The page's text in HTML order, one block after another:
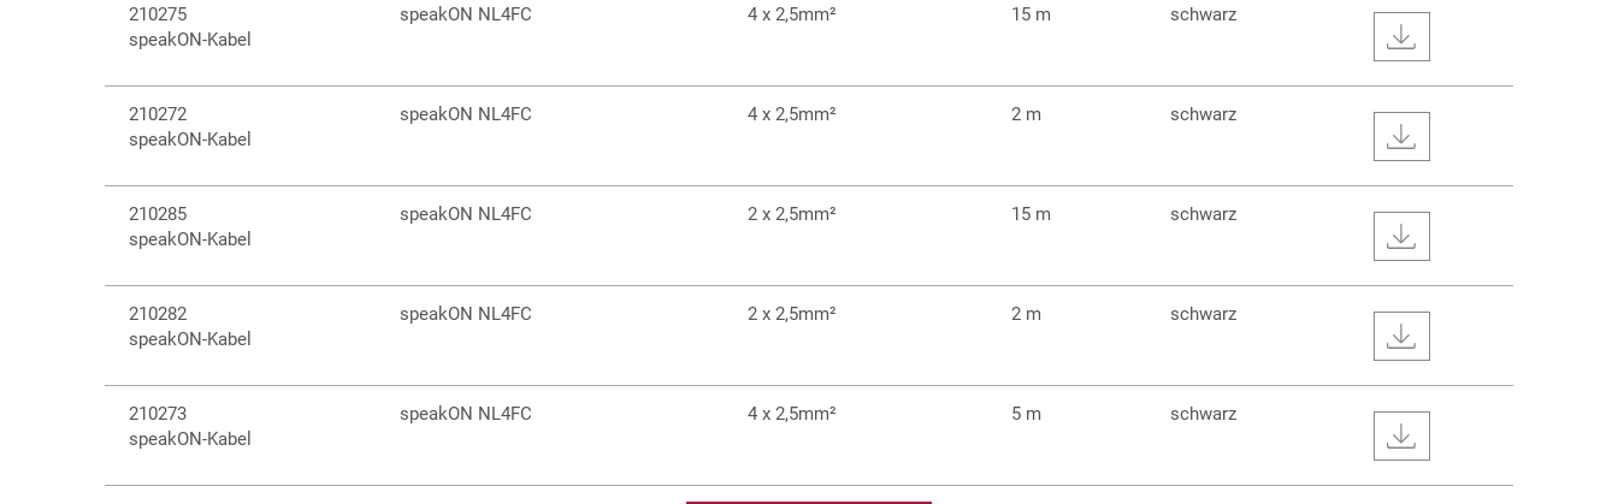
210275
speakON-Kabel
speakON NL4FC 4 x 2,5mm² 15 m schwarz
210272
speakON-Kabel
speakON NL4FC 4 x 2,5mm² 2 m schwarz
210285
speakON-Kabel
speakON NL4FC 2 x 2,5mm² 15 m schwarz
210282
speakON-Kabel
speakON NL4FC 2 x 2,5mm² 2 m schwarz
210273
speakON-Kabel
speakON NL4FC 4 x 2,5mm² 5 m schwarz